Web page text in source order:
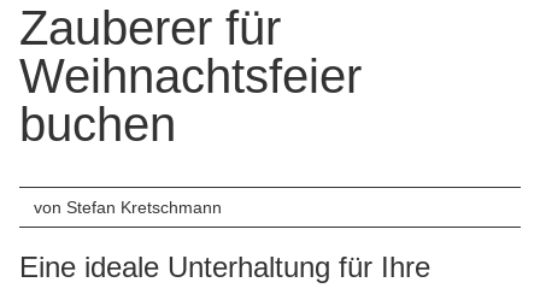
Zauberer für
Weihnachtsfeier
buchen
von Stefan Kretschmann
Eine ideale Unterhaltung für Ihre